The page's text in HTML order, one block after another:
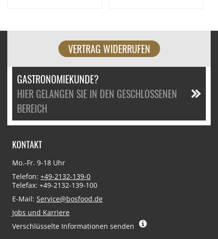
VERTRAG WIDERRUFEN
GASTRONOMIEKUNDE?
HIER GELANGEN SIE IN DEN GESCHLOSSENEN
BEREICH
KONTAKT
Mo.-Fr. 9-18 Uhr
Telefon: +49-2132-139-0
Telefax: +49-2132-139-100
E-Mail: Service@bosfood.de
Jobs und Karriere
Verschlüsselte Informationen senden